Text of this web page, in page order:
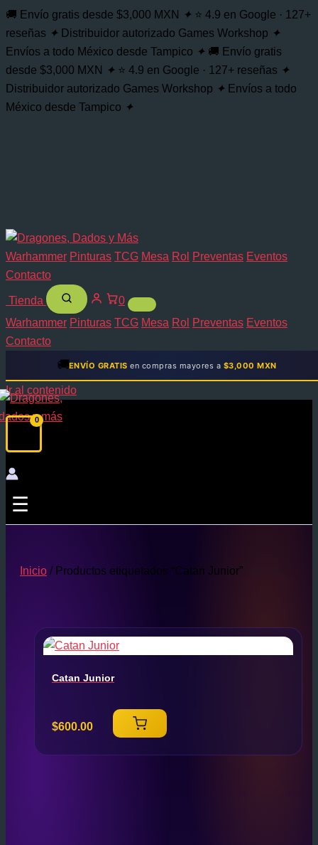
🚚 Envío gratis desde $3,000 MXN ✦ ⭐ 4.9 en Google · 127+
reseñas ✦ Distribuidor autorizado Games Workshop ✦
Envíos a todo México desde Tampico ✦ 🚚 Envío gratis
desde $3,000 MXN
✦ ⭐ 4.9 en Google · 127+ reseñas ✦
Distribuidor autorizado Games Workshop ✦ Envíos a todo
México desde Tampico ✦
Warhammer Pinturas TCG Mesa Rol Preventas Eventos
Contacto
Tienda
0
Warhammer Pinturas TCG Mesa Rol Preventas Eventos
Contacto
🚚ENVÍO GRATIS en compras mayores a $3,000 MXN
Ir al contenido
☰
Inicio / Productos etiquetados “Catan Junior”
Catan Junior
$600.00